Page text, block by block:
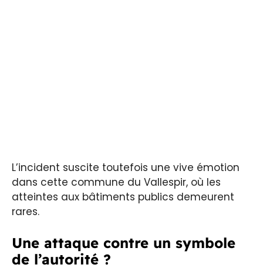
L’incident suscite toutefois une vive émotion
dans cette commune du Vallespir, où les
atteintes aux bâtiments publics demeurent
rares.
Une attaque contre un symbole
de l’autorité ?